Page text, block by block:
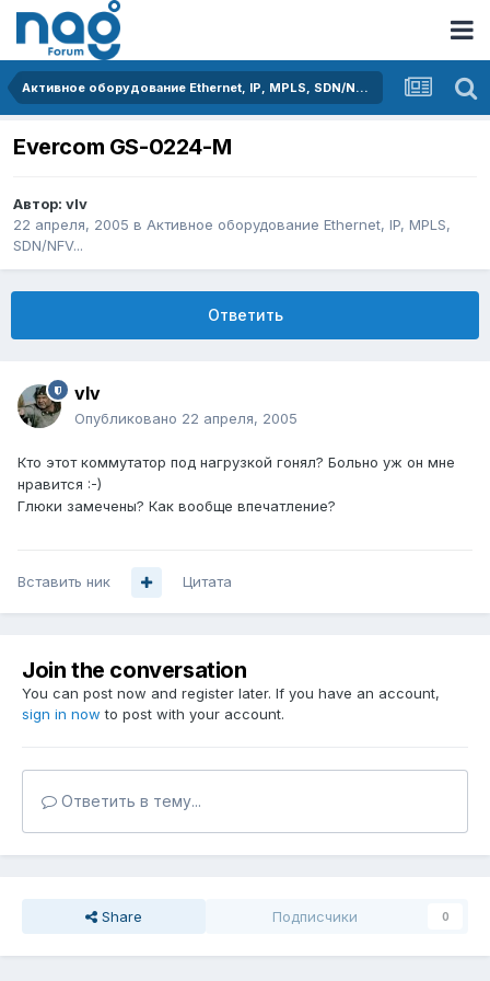
Активное оборудование Ethernet, IP, MPLS, SDN/NFV...
Evercom GS-0224-M
Автор: vIv
22 апреля, 2005 в Активное оборудование Ethernet, IP, MPLS,
SDN/NFV...
Ответить
vIv
Опубликовано 22 апреля, 2005
Кто этот коммутатор под нагрузкой гонял? Больно уж он мне
нравится :-)
Глюки замечены? Как вообще впечатление?
Вставить ник Цитата
Join the conversation
You can post now and register later. If you have an account,
sign in now to post with your account.
Ответить в тему...
Share Подписчики 0